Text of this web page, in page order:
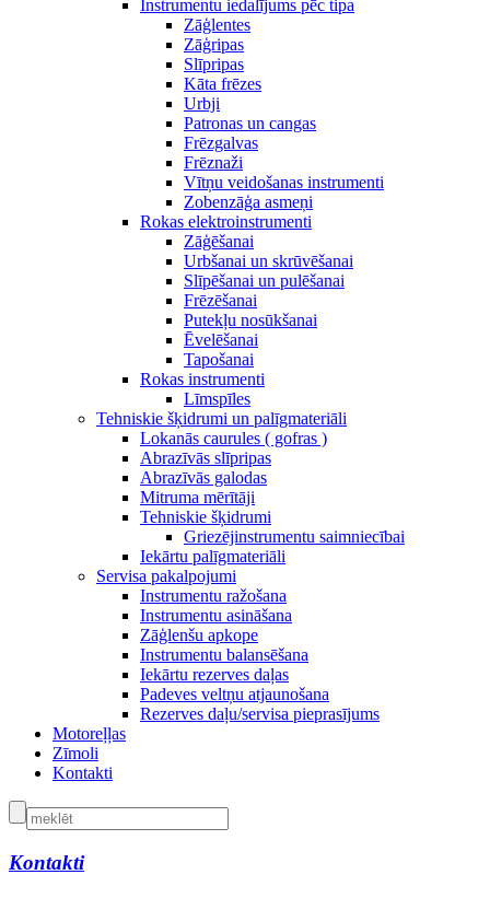
Instrumentu iedalījums pēc tipa
Zāģlentes
Zāģripas
Slīpripas
Kāta frēzes
Urbji
Patronas un cangas
Frēzgalvas
Frēznaži
Vītņu veidošanas instrumenti
Zobenzāģa asmeņi
Rokas elektroinstrumenti
Zāģēšanai
Urbšanai un skrūvēšanai
Slīpēšanai un pulēšanai
Frēzēšanai
Putekļu nosūkšanai
Ēvelēšanai
Tapošanai
Rokas instrumenti
Līmspīles
Tehniskie šķidrumi un palīgmateriāli
Lokanās caurules ( gofras )
Abrazīvās slīpripas
Abrazīvās galodas
Mitruma mērītāji
Tehniskie šķidrumi
Griezējinstrumentu saimniecībai
Iekārtu palīgmateriāli
Servisa pakalpojumi
Instrumentu ražošana
Instrumentu asināšana
Zāģlenšu apkope
Instrumentu balansēšana
Iekārtu rezerves daļas
Padeves veltņu atjaunošana
Rezerves daļu/servisa pieprasījums
Motoreļļas
Zīmoli
Kontakti
Kontakti